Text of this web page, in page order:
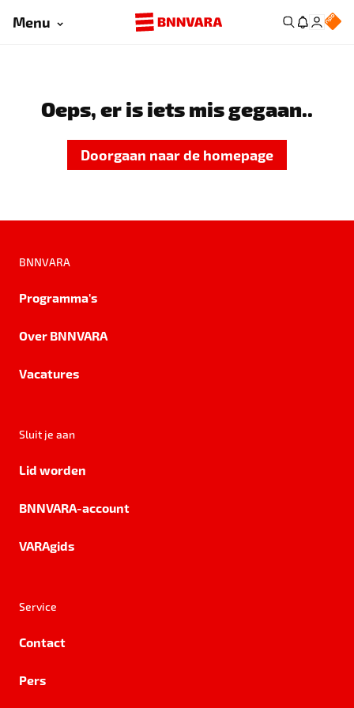
Menu
Oeps, er is iets mis gegaan..
Doorgaan naar de homepage
BNNVARA
Programma's
Over BNNVARA
Vacatures
Sluit je aan
Lid worden
BNNVARA-account
VARAgids
Service
Contact
Pers